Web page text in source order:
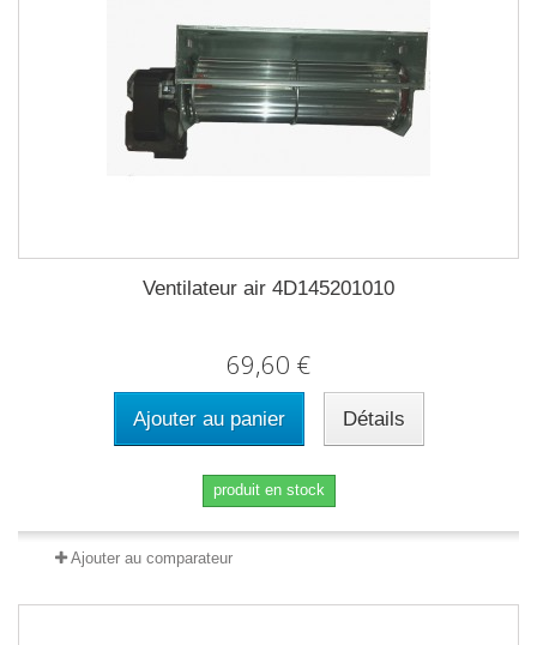
Ventilateur air 4D145201010
69,60 €
Ajouter au panier Détails
produit en stock
Ajouter au comparateur